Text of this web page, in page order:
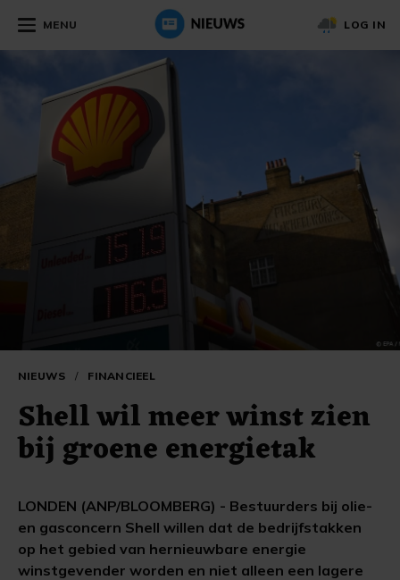
MENU LOG IN
NIEUWS / FINANCIEEL
Shell wil meer winst zien
bij groene energietak
LONDEN (ANP/BLOOMBERG) - Bestuurders bij olie-
en gasconcern Shell willen dat de bedrijfstakken
op het gebied van hernieuwbare energie
winstgevender worden en niet alleen een lagere